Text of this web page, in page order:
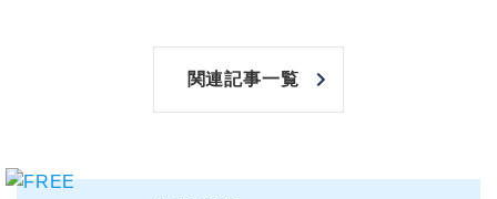
関連記事一覧